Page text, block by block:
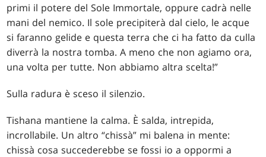
primi il potere del Sole Immortale, oppure cadrà nelle
mani del nemico. Il sole precipiterà dal cielo, le acque
si faranno gelide e questa terra che ci ha fatto da culla
diverrà la nostra tomba. A meno che non agiamo ora,
una volta per tutte. Non abbiamo altra scelta!”
Sulla radura è sceso il silenzio.
Tishana mantiene la calma. È salda, intrepida,
incrollabile. Un altro “chissà” mi balena in mente:
chissà cosa succederebbe se fossi io a oppormi a